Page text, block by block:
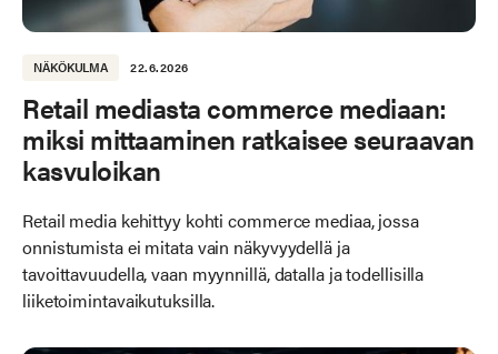
NÄKÖKULMA 22.6.2026
Retail mediasta commerce mediaan:
miksi mittaaminen ratkaisee seuraavan
kasvuloikan
Retail media kehittyy kohti commerce mediaa, jossa
onnistumista ei mitata vain näkyvyydellä ja
tavoittavuudella, vaan myynnillä, datalla ja todellisilla
liiketoimintavaikutuksilla.